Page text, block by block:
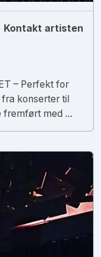
Kontakt artisten
– Perfekt for
konserter til
fremført med ...